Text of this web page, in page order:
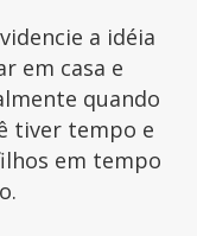
a idéia
em casa e
quando
tiver tempo e
em tempo